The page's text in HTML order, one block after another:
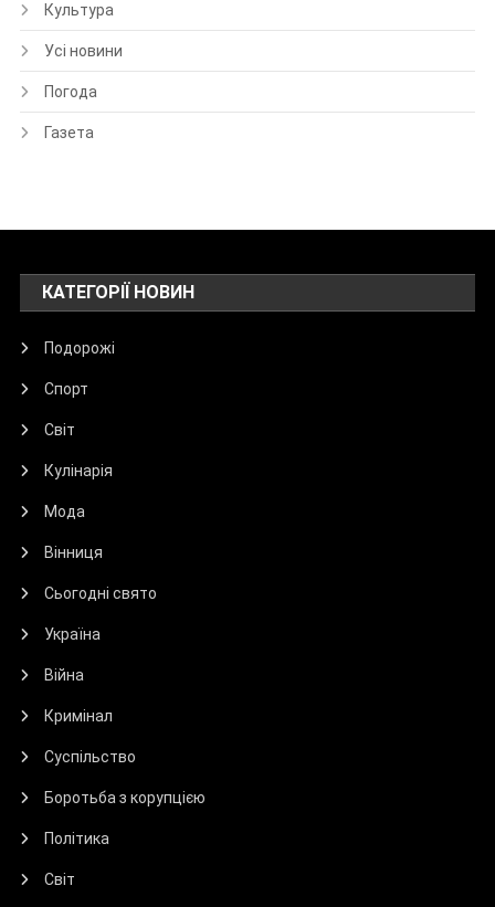
Культура
Усі новини
Погода
Газета
КАТЕГОРІЇ НОВИН
Подорожі
Спорт
Світ
Кулінарія
Мода
Вінниця
Сьогодні свято
Україна
Війна
Кримінал
Суспільство
Боротьба з корупцією
Політика
Світ